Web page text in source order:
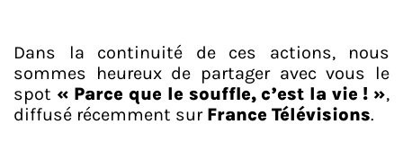
Dans la continuité de ces actions, nous
sommes heureux de partager avec vous le
spot « Parce que le souffle, c’est la vie ! »,
diffusé récemment sur France Télévisions.